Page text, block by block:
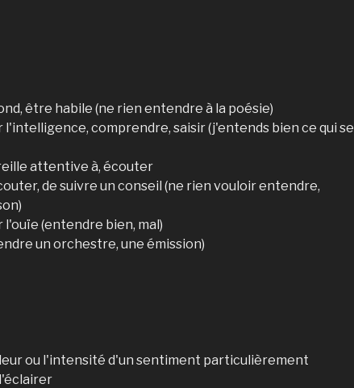
être habile (ne rien entendre à la poésie)
comprendre, saisir (j'entends bien ce qui se
attentive à, écouter
de suivre un conseil (ne rien vouloir entendre,
(entendre bien, mal)
un orchestre, une émission)
ou l'intensité d'un sentiment particulièrement